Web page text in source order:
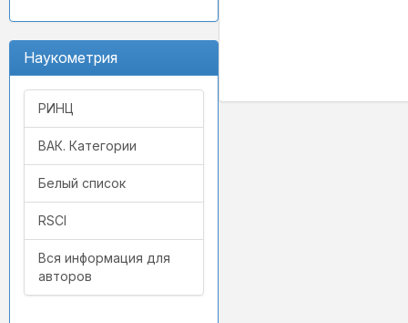
Наукометрия
РИНЦ
ВАК. Категории
Белый список
RSCI
Вся информация для
авторов